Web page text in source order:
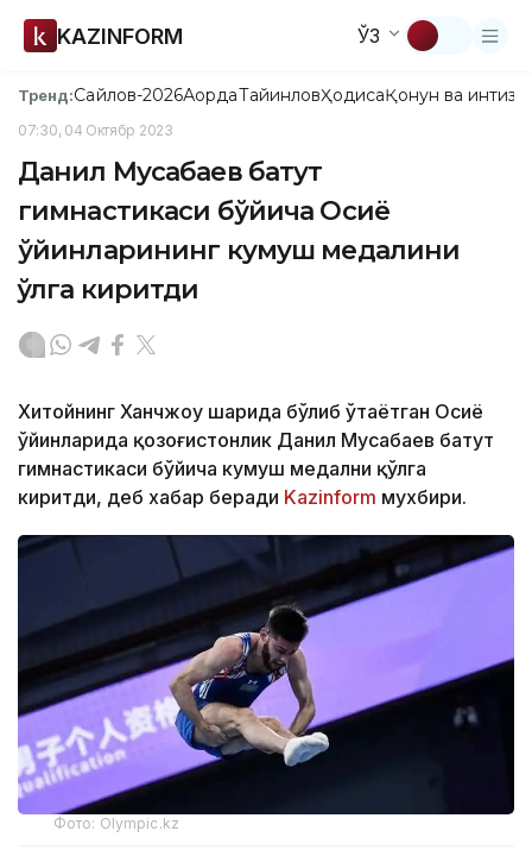
KAZINFORM ЎЗ
Тренд:Сайлов-2026АқордаТайинловҲодисаҚонун ва
07:30, 04 Октябр 2023
Данил Мусабаев батут
гимнастикаси бўйича Осиё
ўйинларининг кумуш медалини
қўлга киритди
Хитойнинг Ханчжоу шаҳрида бўлиб ўтаётган Осиё
ўйинларида қозоғистонлик Данил Мусабаев батут
гимнастикаси бўйича кумуш медални қўлга
киритди, деб хабар беради Kazinform мухбири.
Фото: Olympic.kz